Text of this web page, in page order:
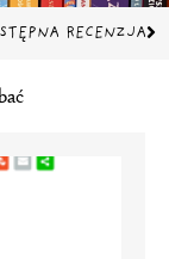
RECENZJA